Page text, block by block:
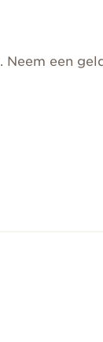
Neem een